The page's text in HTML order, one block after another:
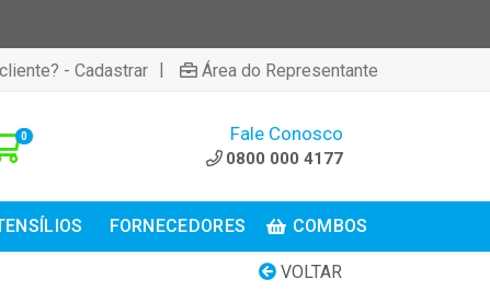
- Cadastrar | Área do Representante
0 Fale Conosco
0800 000 4177
FORNECEDORES COMBOS
VOLTAR